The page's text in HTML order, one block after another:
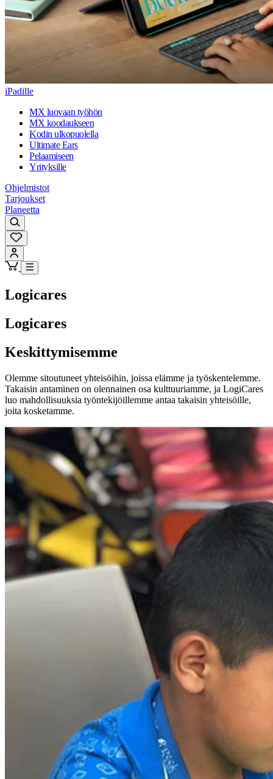
iPadille
MX luovaan työhön
MX koodaukseen
Kodin ulkopuolella
Ultimate Ears
Pelaamiseen
Yrityksille
Ohjelmistot
Tarjoukset
Planeetta
Logicares
Logicares
Keskittymisemme
Olemme sitoutuneet yhteisöihin, joissa elämme ja työskentelemme.
Takaisin antaminen on olennainen osa kulttuuriamme, ja LogiCares
luo mahdollisuuksia työntekijöillemme antaa takaisin yhteisöille,
joita kosketamme.